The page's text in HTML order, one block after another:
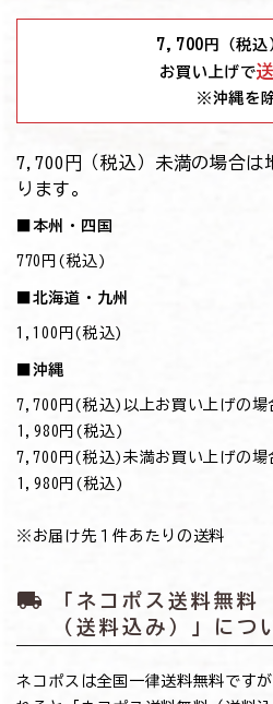
7,700 円（税込
お買い上げで
※沖縄を
7,700円（税込）未満の場合は
ります。
■本州・四国
770円(税込)
■北海道・九州
1,100円(税込)
■沖縄
7,700円(税込)以上お買い上げの場
→1,980円(税込)
7,700円(税込)未満お買い上げの場
→1,980円(税込)
※お届け先１件あたりの送料
local_shipping
「ネコポス送料無料
（送料込み）」につ
ネコポスは全国一律送料無料です